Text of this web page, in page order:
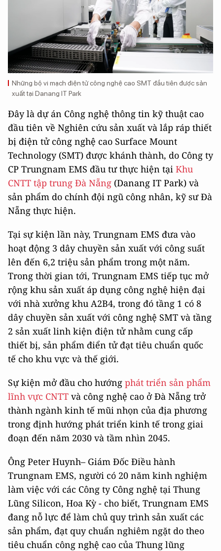
Những bộ vi mạch điện tử công nghệ cao SMT đầu tiên được sản
xuất tại Danang IT Park
Đây là dự án Công nghệ thông tin kỹ thuật cao
đầu tiên về Nghiên cứu sản xuất và lắp ráp thiết
bị điện tử công nghệ cao Surface Mount
Technology (SMT) được khánh thành, do Công ty
CP Trungnam EMS đầu tư thực hiện tại Khu
CNTT tập trung Đà Nẵng (Danang IT Park) và
sản phẩm do chính đội ngũ công nhân, kỹ sư Đà
Nẵng thực hiện.
Tại sự kiện lần này, Trungnam EMS đưa vào
hoạt động 3 dây chuyền sản xuất với công suất
lên đến 6,2 triệu sản phẩm trong một năm.
Trong thời gian tới, Trungnam EMS tiếp tục mở
rộng khu sản xuất áp dụng công nghệ hiện đại
với nhà xưởng khu A2B4, trong đó tầng 1 có 8
dây chuyền sản xuất với công nghệ SMT và tầng
2 sản xuất linh kiện điện tử nhằm cung cấp
thiết bị, sản phẩm điển tử đạt tiêu chuẩn quốc
tế cho khu vực và thế giới.
Sự kiện mở đầu cho hướng phát triển sản phẩm
lĩnh vực CNTT và công nghệ cao ở Đà Nẵng trở
thành ngành kinh tế mũi nhọn của địa phương
trong định hướng phát triển kinh tế trong giai
đoạn đến năm 2030 và tầm nhìn 2045.
Ông Peter Huynh– Giám Đốc Điều hành
Trungnam EMS, người có 20 năm kinh nghiệm
làm việc với các Công ty Công nghệ tại Thung
Lũng Silicon, Hoa Kỳ - cho biết, Trungnam EMS
đang nỗ lực để làm chủ quy trình sản xuất các
sản phẩm, đạt quy chuẩn nghiêm ngặt do theo
tiêu chuẩn công nghệ cao của Thung lũng